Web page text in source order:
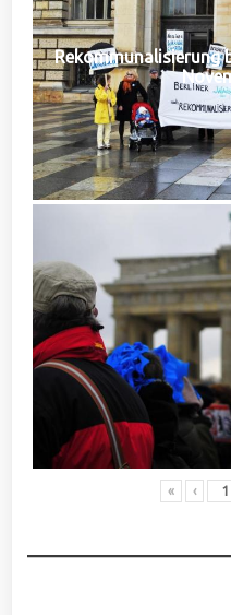
Rekommunalisierung
« ‹